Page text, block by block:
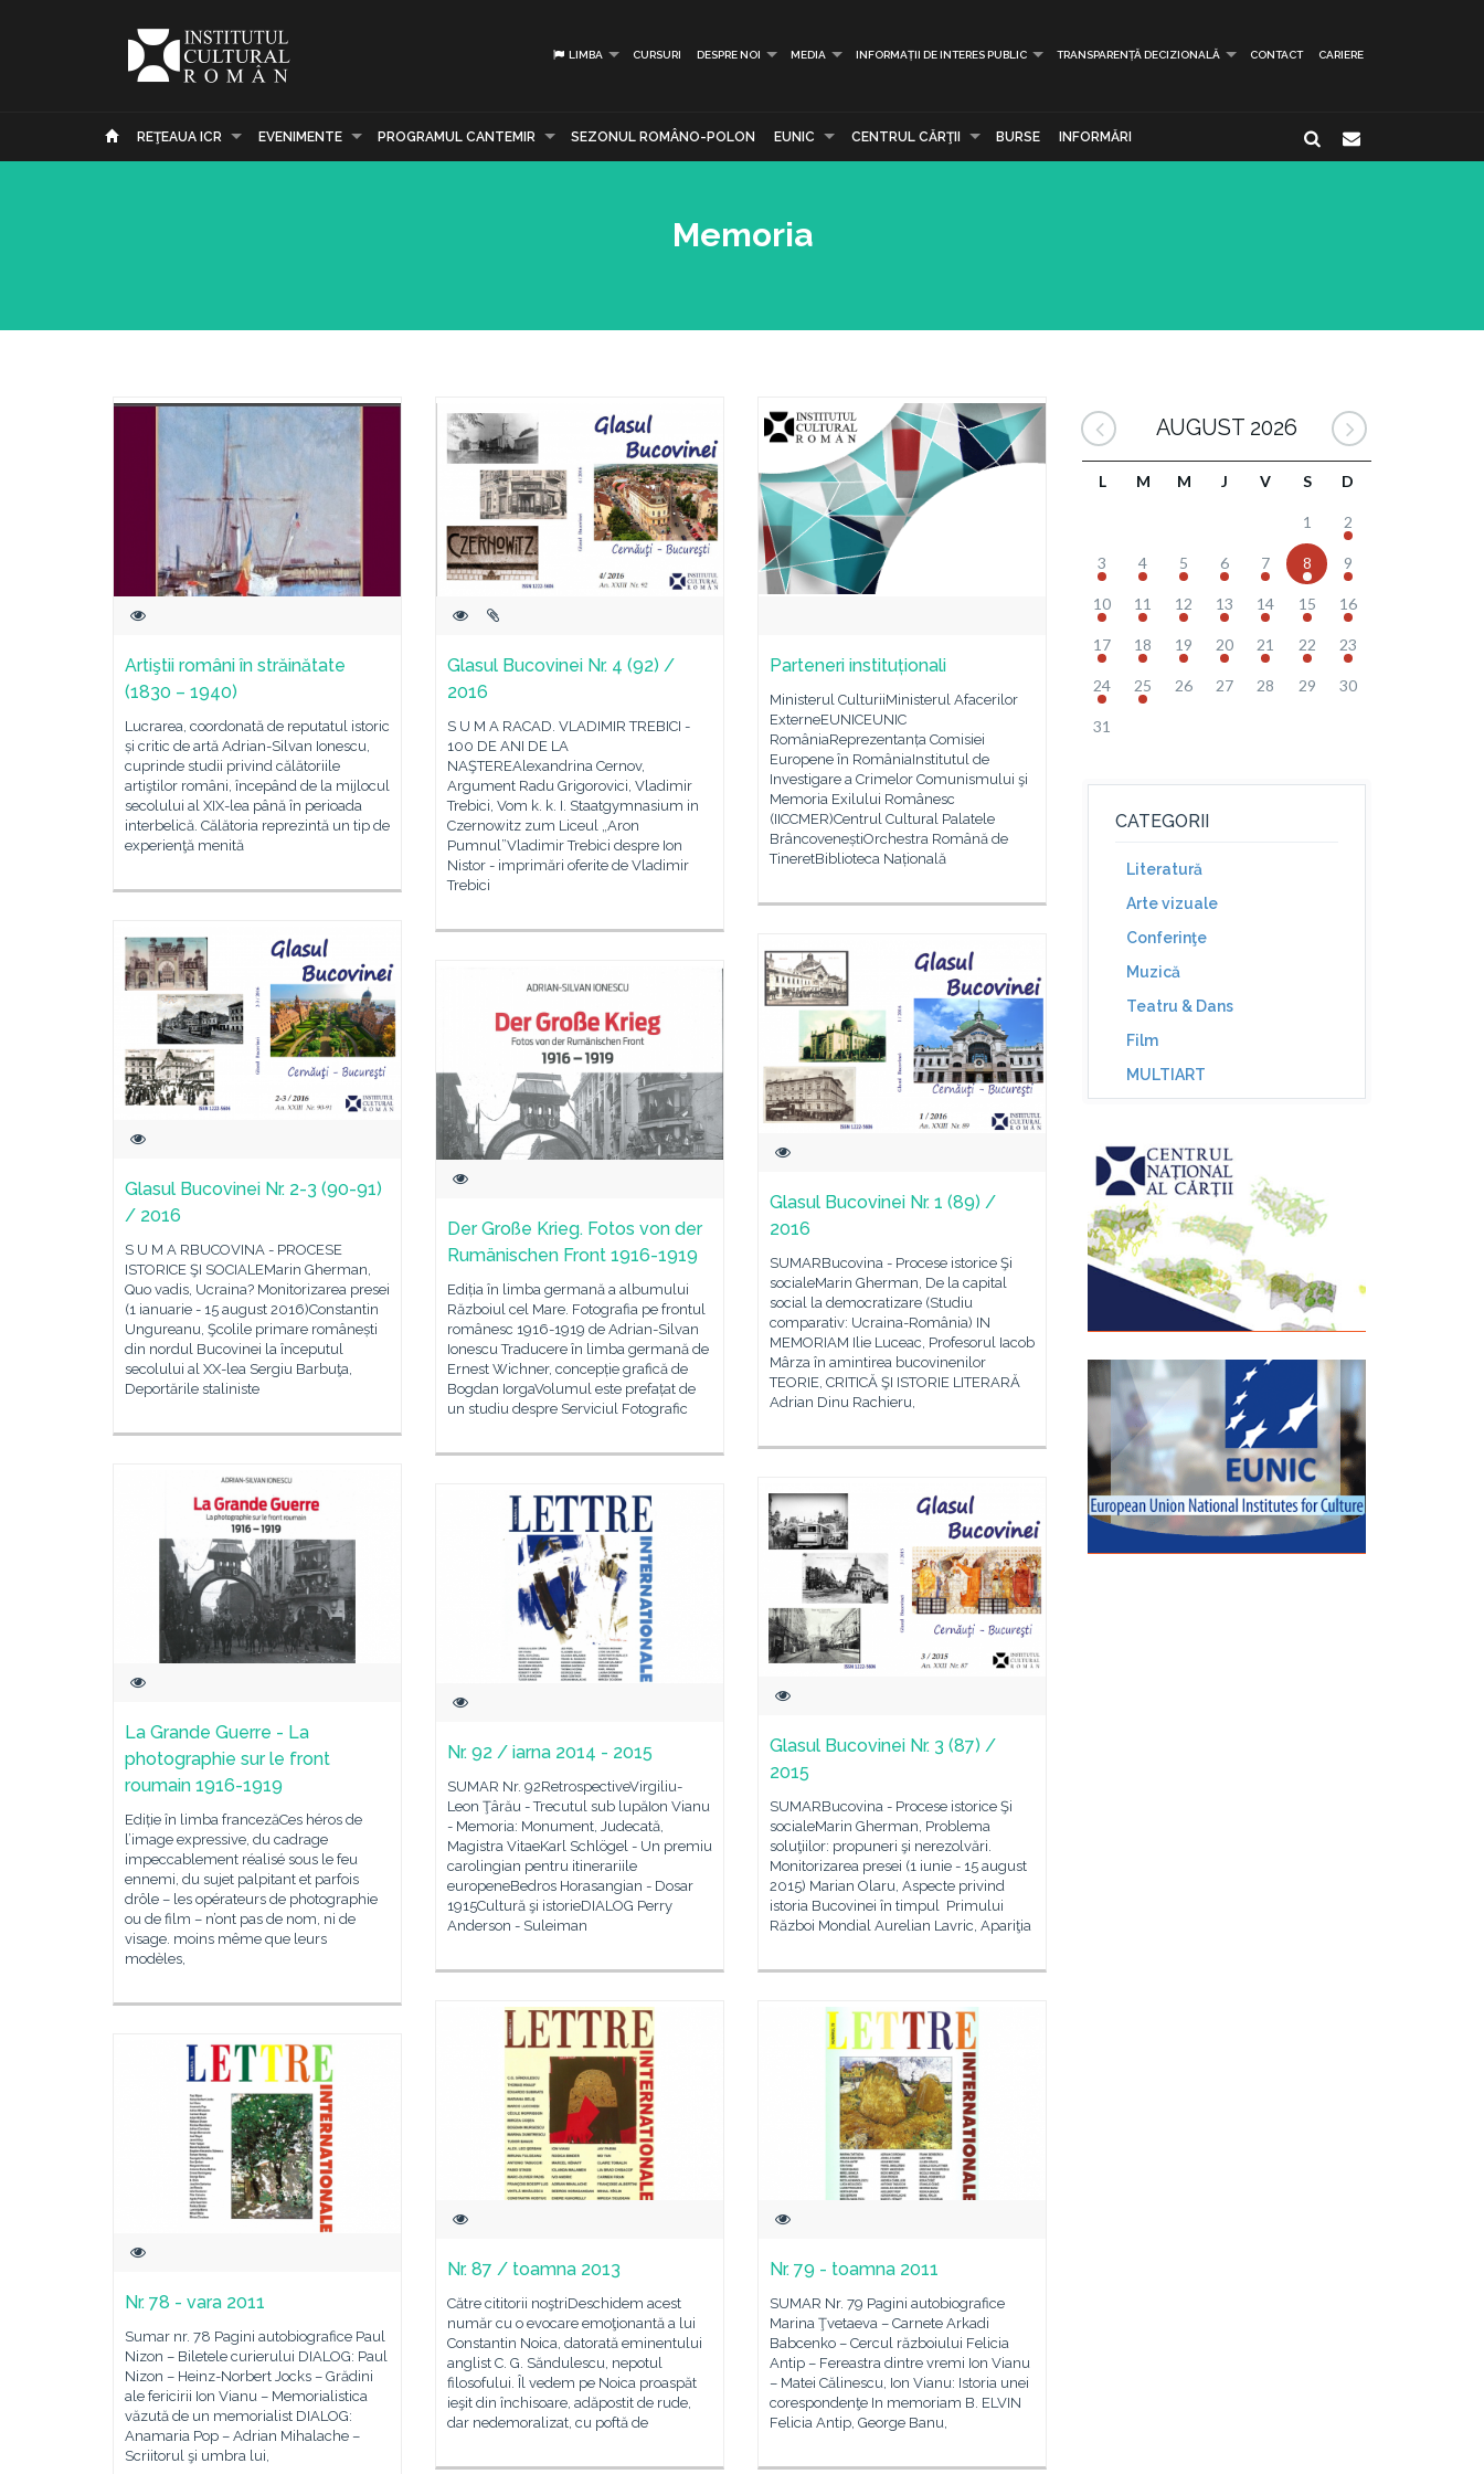
LIMBA CURSURI DESPRE NOI MEDIA INFORMAȚII DE INTERES PUBLIC TRANSPARENȚĂ DECIZIONALĂ CONTACT CARIERE
REŢEAUA ICR EVENIMENTE PROGRAMUL CANTEMIR SEZONUL ROMÂNO-POLON EUNIC CENTRUL CĂRŢII BURSE INFORMĂRI
Memoria
Artiştii români în străinătate
(1830 – 1940)
Lucrarea, coordonată de reputatul istoric
și critic de artă Adrian-Silvan Ionescu,
cuprinde studii privind călătoriile
artiştilor români, începând de la mijlocul
secolului al XIX-lea până în perioada
interbelică. Călătoria reprezintă un tip de
experienţă menită
Glasul Bucovinei Nr. 4 (92) /
2016
S U M A RACAD. VLADIMIR TREBICI -
100 DE ANI DE LA
NAŞTEREAlexandrina Cernov,
Argument Radu Grigorovici, Vladimir
Trebici, Vom k. k. I. Staatgymnasium in
Czernowitz zum Liceul „Aron
Pumnul”Vladimir Trebici despre Ion
Nistor - imprimări oferite de Vladimir
Trebici
Parteneri instituționali
Ministerul CulturiiMinisterul Afacerilor
ExterneEUNICEUNIC
RomâniaReprezentanța Comisiei
Europene în RomâniaInstitutul de
Investigare a Crimelor Comunismului şi
Memoria Exilului Românesc
(IICCMER)Centrul Cultural Palatele
BrâncoveneștiOrchestra Română de
TineretBiblioteca Națională
Glasul Bucovinei Nr. 2-3 (90-91)
/ 2016
S U M A RBUCOVINA - PROCESE
ISTORICE ŞI SOCIALEMarin Gherman,
Quo vadis, Ucraina? Monitorizarea presei
(1 ianuarie - 15 august 2016)Constantin
Ungureanu, Şcolile primare românești
din nordul Bucovinei la începutul
secolului al XX-lea Sergiu Barbuţa,
Deportările staliniste
Glasul Bucovinei Nr. 1 (89) /
2016
SUMARBucovina - Procese istorice Şi
socialeMarin Gherman, De la capital
social la democratizare (Studiu
comparativ: Ucraina-România) IN
MEMORIAM Ilie Luceac, Profesorul Iacob
Mârza în amintirea bucovinenilor
TEORIE, CRITICĂ ŞI ISTORIE LITERARĂ
Adrian Dinu Rachieru,
Der Große Krieg. Fotos von der
Rumänischen Front 1916-1919
Ediția în limba germană a albumului
Războiul cel Mare. Fotografia pe frontul
românesc 1916-1919 de Adrian-Silvan
Ionescu Traducere în limba germană de
Ernest Wichner, concepție grafică de
Bogdan IorgaVolumul este prefațat de
un studiu despre Serviciul Fotografic
La Grande Guerre - La
photographie sur le front
roumain 1916-1919
Ediție în limba francezăCes héros de
l’image expressive, du cadrage
impeccablement réalisé sous le feu
ennemi, du sujet palpitant et parfois
drôle – les opérateurs de photographie
ou de film – n’ont pas de nom, ni de
visage. moins même que leurs
modèles,
Glasul Bucovinei Nr. 3 (87) /
2015
SUMARBucovina - Procese istorice Şi
socialeMarin Gherman, Problema
soluţiilor: propuneri şi nerezolvări.
Monitorizarea presei (1 iunie - 15 august
2015) Marian Olaru, Aspecte privind
istoria Bucovinei în timpul Primului
Război Mondial Aurelian Lavric, Apariţia
Nr. 92 / iarna 2014 - 2015
SUMAR Nr. 92RetrospectiveVirgiliu-
Leon Ţârău - Trecutul sub lupăIon Vianu
- Memoria: Monument, Judecată,
Magistra VitaeKarl Schlögel - Un premiu
carolingian pentru itinerariile
europeneBedros Horasangian - Dosar
1915Cultură şi istorieDIALOG Perry
Anderson - Suleiman
Nr. 87 / toamna 2013
Către cititorii noştriDeschidem acest
număr cu o evocare emoţionantă a lui
Constantin Noica, datorată eminentului
anglist C. G. Săndulescu, nepotul
filosofului. Îl vedem pe Noica proaspăt
ieşit din închisoare, adăpostit de rude,
dar nedemoralizat, cu poftă de
Nr. 79 - toamna 2011
SUMAR Nr. 79 Pagini autobiografice
Marina Ţvetaeva – Carnete Arkadi
Babcenko – Cercul războiului Felicia
Antip – Fereastra dintre vremi Ion Vianu
– Matei Călinescu, Ion Vianu: Istoria unei
corespondenţe In memoriam B. ELVIN
Felicia Antip, George Banu,
Nr. 78 - vara 2011
Sumar nr. 78 Pagini autobiografice Paul
Nizon – Biletele curierului DIALOG: Paul
Nizon – Heinz-Norbert Jocks – Grădini
ale fericirii Ion Vianu – Memorialistica
văzută de un memorialist DIALOG:
Anamaria Pop – Adrian Mihalache –
Scriitorul şi umbra lui,
AUGUST 2026
L M M J V S D
1 2
3 4 5 6 7 8 9
10 11 12 13 14 15 16
17 18 19 20 21 22 23
24 25 26 27 28 29 30
31
CATEGORII
Literatură
Arte vizuale
Conferinţe
Muzică
Teatru & Dans
Film
MULTIART